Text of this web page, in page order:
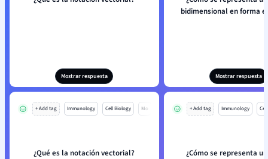
Mostrar respuesta
bidimensional en forma
Mostrar respuesta
+ Add tag Immunology Cell Biology Mo
¿Qué es la notación vectorial?
+ Add tag Immunology
¿Cómo se representa